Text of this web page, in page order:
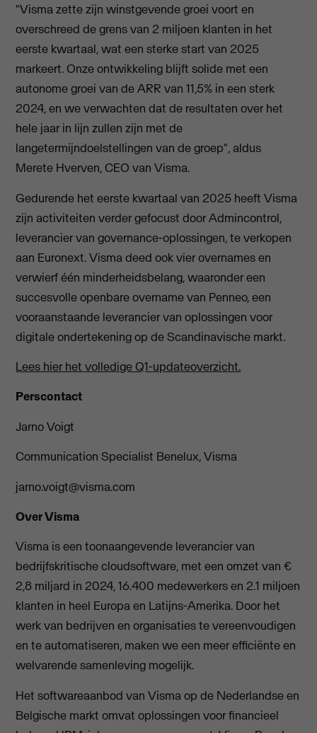
"Visma zette zijn winstgevende groei voort en
overschreed de grens van 2 miljoen klanten in het
eerste kwartaal, wat een sterke start van 2025
markeert. Onze ontwikkeling blijft solide met een
autonome groei van de ARR van 11,5% in een sterk
2024, en we verwachten dat de resultaten over het
hele jaar in lijn zullen zijn met de
langetermijndoelstellingen van de groep", aldus
Merete Hverven, CEO van Visma.
Gedurende het eerste kwartaal van 2025 heeft Visma
zijn activiteiten verder gefocust door Admincontrol,
leverancier van governance-oplossingen, te verkopen
aan Euronext. Visma deed ook vier overnames en
verwierf één minderheidsbelang, waaronder een
succesvolle openbare overname van Penneo, een
vooraanstaande leverancier van oplossingen voor
digitale ondertekening op de Scandinavische markt.
Lees hier het volledige Q1-updateoverzicht.
Perscontact
Jarno Voigt
Communication Specialist Benelux, Visma
jarno.voigt@visma.com
Over Visma
Visma is een toonaangevende leverancier van
bedrijfskritische cloudsoftware, met een omzet van €
2,8 miljard in 2024, 16.400 medewerkers en 2.1 miljoen
klanten in heel Europa en Latijns-Amerika. Door het
werk van bedrijven en organisaties te vereenvoudigen
en te automatiseren, maken we een meer efficiënte en
welvarende samenleving mogelijk.
Het softwareaanbod van Visma op de Nederlandse en
Belgische markt omvat oplossingen voor financieel